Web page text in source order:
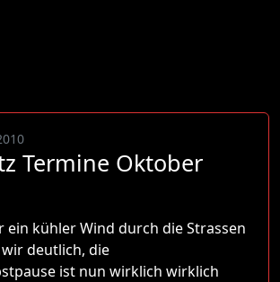
Termine Oktober
ein kühler Wind durch die Strassen
deutlich, die
ist nun wirklich wirklich